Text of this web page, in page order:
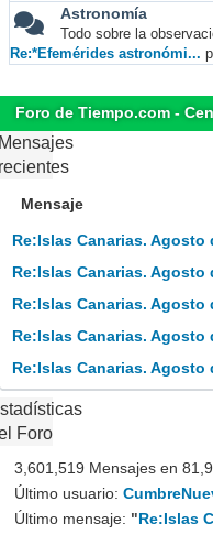
Astronomía
Todo sobre la
Re:*Efemérides astronómi...
Foro de Tiempo.com -
Mensaje
Re:Islas Canarias. Agosto
Re:Islas Canarias. Agosto
Re:Islas Canarias. Agosto
Re:Islas Canarias. Agosto
Re:Islas Canarias. Agosto
Foro
3,601,519 Mensajes en
Último usuario:
Último mensaje: "Re:Islas